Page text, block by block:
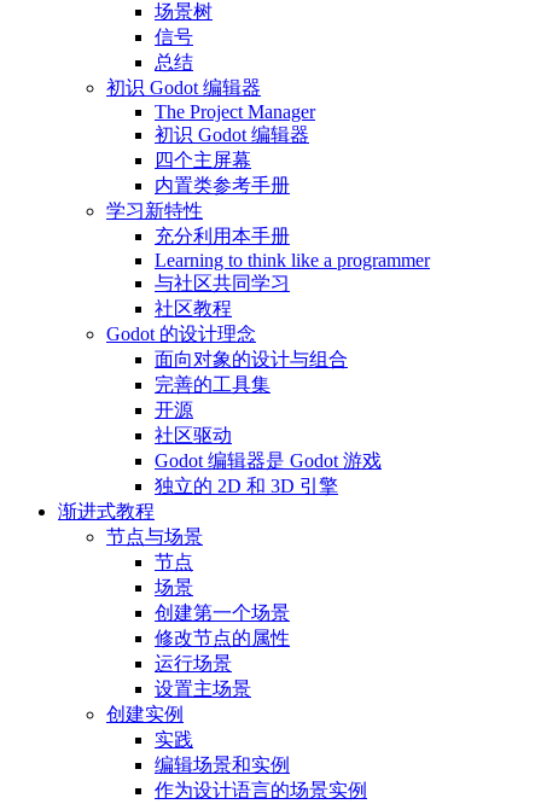
场景树
信号
总结
初识 Godot 编辑器
The Project Manager
初识 Godot 编辑器
四个主屏幕
内置类参考手册
学习新特性
充分利用本手册
Learning to think like a programmer
与社区共同学习
社区教程
Godot 的设计理念
面向对象的设计与组合
完善的工具集
开源
社区驱动
Godot 编辑器是 Godot 游戏
独立的 2D 和 3D 引擎
渐进式教程
节点与场景
节点
场景
创建第一个场景
修改节点的属性
运行场景
设置主场景
创建实例
实践
编辑场景和实例
作为设计语言的场景实例